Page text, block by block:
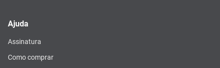
Ajuda
Assinatura
Como comprar